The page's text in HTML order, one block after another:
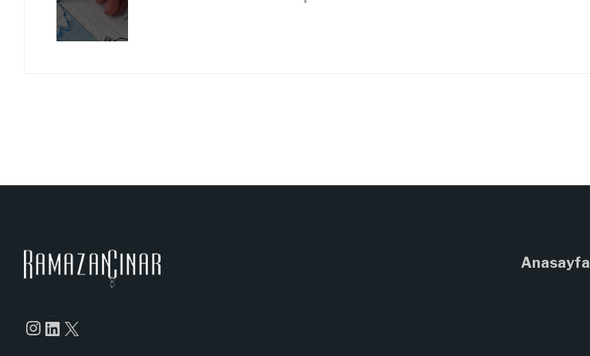
Instagram
LinkedIn
X
Anasayfa